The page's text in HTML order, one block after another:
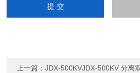
上一篇：JDX-500KVJDX-500KV 分离